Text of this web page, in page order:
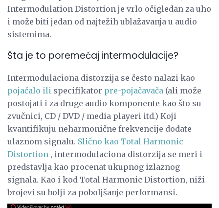
Intermodulation Distortion je vrlo očigledan za uho
i može biti jedan od najtežih ublažavanja u audio
sistemima.
Šta je to poremećaj intermodulacije?
Intermodulaciona distorzija se često nalazi kao
pojačalo ili specifikator pre-pojačavača (ali može
postojati i za druge audio komponente kao što su
zvučnici, CD / DVD / media playeri itd.) Koji
kvantifikuju neharmonične frekvencije dodate
ulaznom signalu. Slično kao Total Harmonic
Distortion , intermodulaciona distorzija se meri i
predstavlja kao procenat ukupnog izlaznog
signala. Kao i kod Total Harmonic Distortion, niži
brojevi su bolji za poboljšanje performansi.